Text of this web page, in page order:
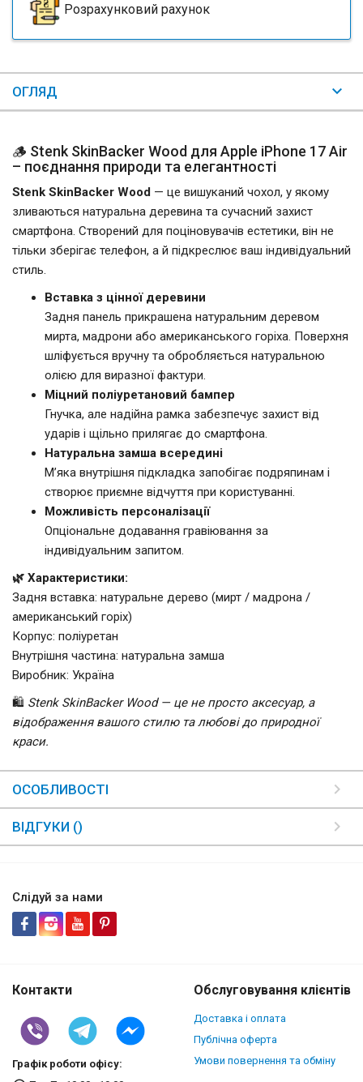
Розрахунковий рахунок
ОГЛЯД
🪵 Stenk SkinBacker Wood для Apple iPhone 17 Air
– поєднання природи та елегантності
Stenk SkinBacker Wood — це вишуканий чохол, у якому
зливаються натуральна деревина та сучасний захист
смартфона. Створений для поціновувачів естетики, він не
тільки зберігає телефон, а й підкреслює ваш індивідуальний
стиль.
Вставка з цінної деревини
Задня панель прикрашена натуральним деревом
мирта, мадрони або американського горіха. Поверхня
шліфується вручну та обробляється натуральною
олією для виразної фактури.
Міцний поліуретановий бампер
Гнучка, але надійна рамка забезпечує захист від
ударів і щільно прилягає до смартфона.
Натуральна замша всередині
М’яка внутрішня підкладка запобігає подряпинам і
створює приємне відчуття при користуванні.
Можливість персоналізації
Опціональне додавання гравіювання за
індивідуальним запитом.
🌿 Характеристики:
Задня вставка: натуральне дерево (мирт / мадрона /
американський горіх)
Корпус: поліуретан
Внутрішня частина: натуральна замша
Виробник: Україна
🛍️ Stenk SkinBacker Wood — це не просто аксесуар, а
відображення вашого стилю та любові до природної
краси.
ОСОБЛИВОСТІ
ВІДГУКИ ()
Слідуй за нами
Контакти
Графік роботи офісу:
Обслуговування клієнтів
Доставка і оплата
Публічна оферта
Умови повернення та обміну